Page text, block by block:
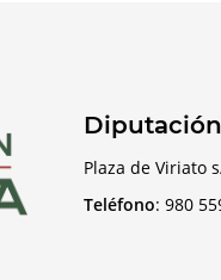
Plaza de Viriato
Teléfono: 980